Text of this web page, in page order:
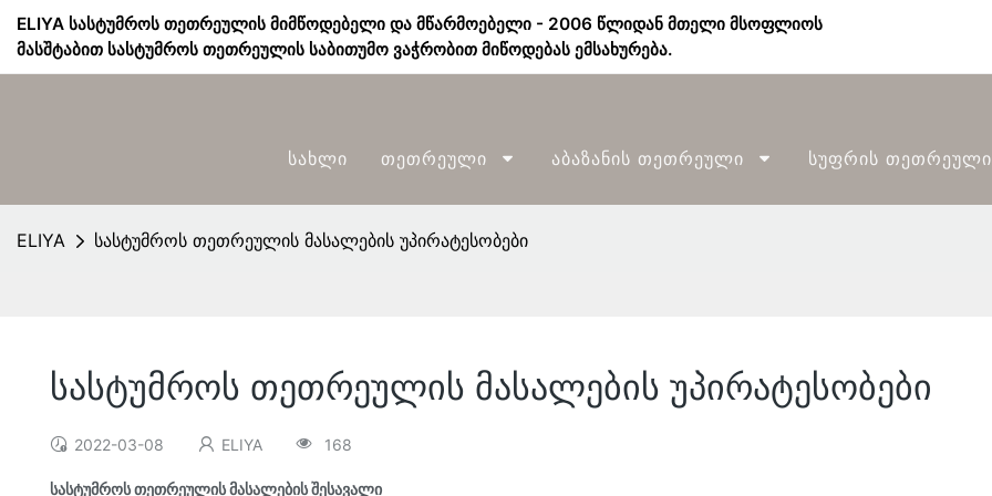
ELIYA სასტუმროს თეთრეულის მიმწოდებელი და მწარმოებელი - 2006 წლიდან მთელი მსოფლიოს
მასშტაბით სასტუმროს თეთრეულის საბითუმო ვაჭრობით მიწოდებას ემსახურება.
Სახლი Თეთრეული Აბაზანის Თეთრეული Სუფრის Თეთრეული
ELIYA სასტუმროს თეთრეულის მასალების უპირატესობები
სასტუმროს თეთრეულის მასალების უპირატესობები
2022-03-08 ELIYA 168
სასტუმროს თეთრეულის მასალების შესავალი